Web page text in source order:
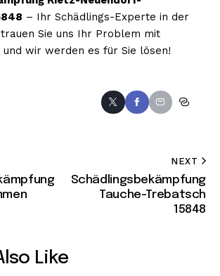
– Ihr Schädlings-Experte in der
Sie uns Ihr Problem mit
und wir werden es für Sie lösen!
NEXT
Schädlingsbekämpfung
Tauche-Trebatsch
15848
Like